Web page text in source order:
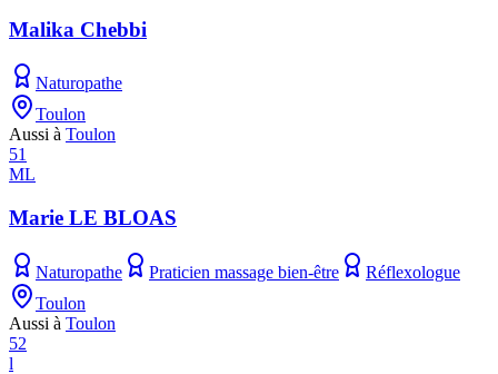
Malika Chebbi
Naturopathe
Toulon
Aussi à Toulon
51
ML
Marie LE BLOAS
Naturopathe Praticien massage bien-être
Réflexologue
Toulon
Aussi à Toulon
52
l